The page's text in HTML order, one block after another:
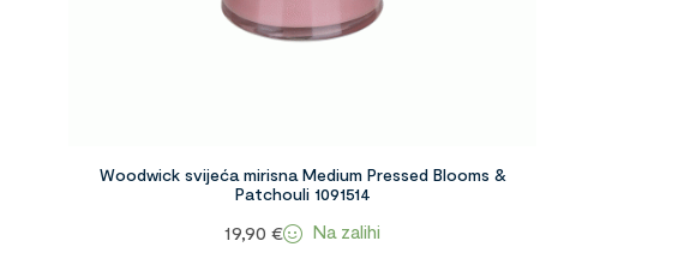
Woodwick svijeća mirisna Medium Pressed Blooms &
Patchouli 1091514
19,90€ Na zalihi